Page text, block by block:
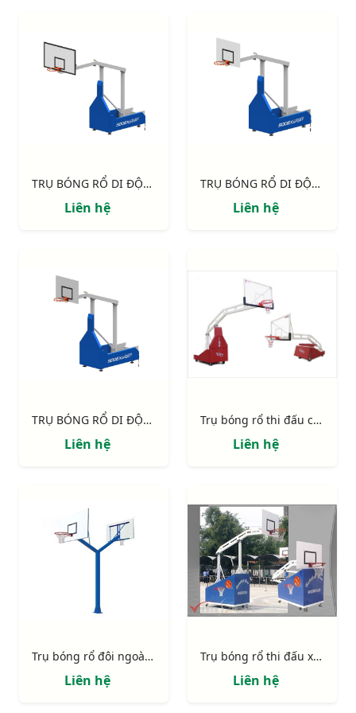
TRỤ BÓNG RỔ DI ĐỘNG CỐ ĐỊNH CHIỀU CAO, TẦM VƯƠN 2.25M S14635
Liên hệ
TRỤ BÓNG RỔ DI ĐỘNG CỐ ĐỊNH CHIỀU CAO, TẦM VƯƠN 1.60M S14633
Liên hệ
TRỤ BÓNG RỔ DI ĐỘNG CỐ ĐỊNH CHIỀU CAO, TẦM VƯƠN 1.20M S14632-CPTL
Liên hệ
Trụ bóng rổ thi đấu chuyên nghiệp Epic
Liên hệ
Trụ bóng rổ đôi ngoài trời 818878
Liên hệ
Trụ bóng rổ thi đấu xếp 801870
Liên hệ